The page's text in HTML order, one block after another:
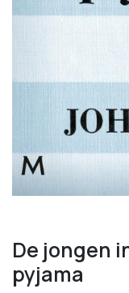
De jongen
pyjama